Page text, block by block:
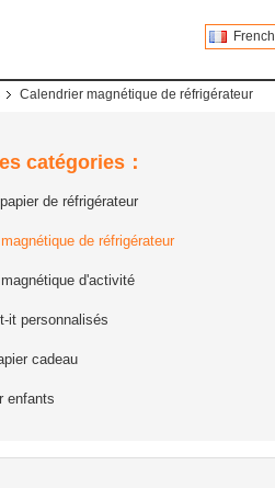
French
Calendrier magnétique de réfrigérateur
catégories：
de réfrigérateur
de réfrigérateur
d'activité
it personnalisés
cadeau
enfants